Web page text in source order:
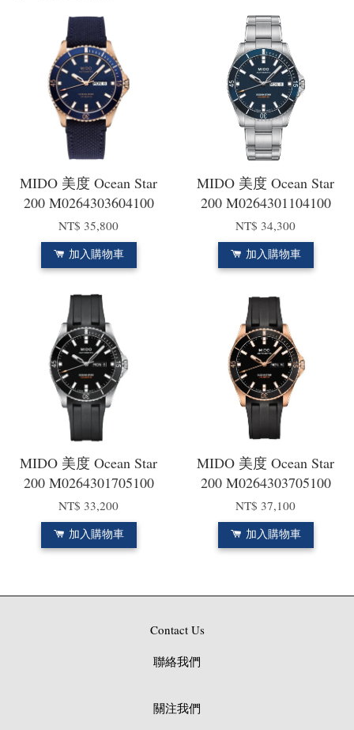
MIDO 美度 Ocean Star
200 M0264303604100
NT$ 35,800
加入購物車
MIDO 美度 Ocean Star
200 M0264301104100
NT$ 34,300
加入購物車
MIDO 美度 Ocean Star
200 M0264301705100
NT$ 33,200
加入購物車
MIDO 美度 Ocean Star
200 M0264303705100
NT$ 37,100
加入購物車
Contact Us
聯絡我們
關注我們